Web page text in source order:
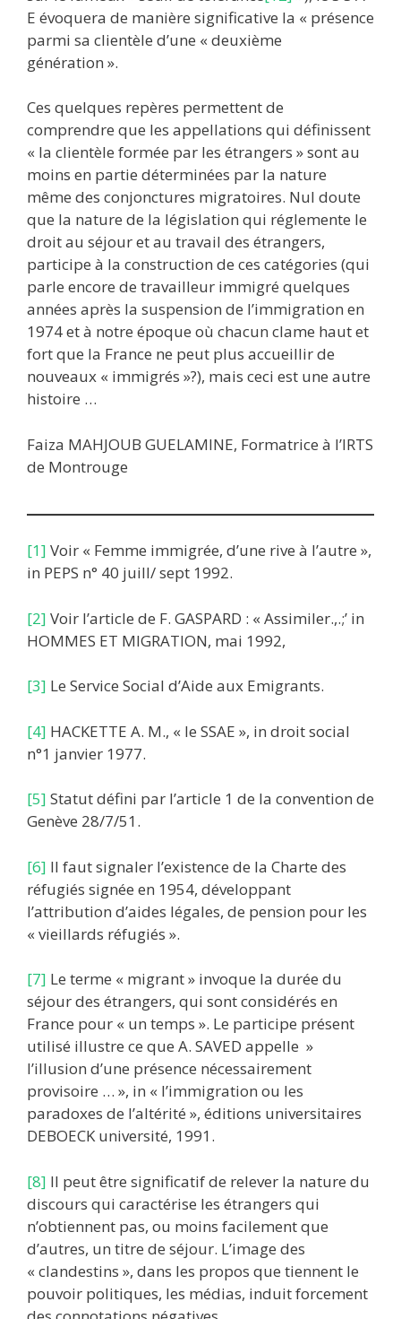
E évoquera de manière significative la « présence
parmi sa clientèle d’une « deuxième
génération ».
Ces quelques repères permettent de
comprendre que les appellations qui définissent
« la clientèle formée par les étrangers » sont au
moins en partie déterminées par la nature
même des conjonctures migratoires. Nul doute
que la nature de la législation qui réglemente le
droit au séjour et au travail des étrangers,
participe à la construction de ces catégories (qui
parle encore de travailleur immigré quelques
années après la suspension de l’immigration en
1974 et à notre époque où chacun clame haut et
fort que la France ne peut plus accueillir de
nouveaux « immigrés »?), mais ceci est une autre
histoire …
Faiza MAHJOUB GUELAMINE, Formatrice à l’IRTS
de Montrouge
[1] Voir « Femme immigrée, d’une rive à l’autre »,
in PEPS n° 40 juill/ sept 1992.
[2] Voir l’article de F. GASPARD : « Assimiler.,.;’ in
HOMMES ET MIGRATION, mai 1992,
[3] Le Service Social d’Aide aux Emigrants.
[4] HACKETTE A. M., « le SSAE », in droit social
n°1 janvier 1977.
[5] Statut défini par l’article 1 de la convention de
Genève 28/7/51.
[6] Il faut signaler l’existence de la Charte des
réfugiés signée en 1954, développant
l’attribution d’aides légales, de pension pour les
« vieillards réfugiés ».
[7] Le terme « migrant » invoque la durée du
séjour des étrangers, qui sont considérés en
France pour « un temps ». Le participe présent
utilisé illustre ce que A. SAVED appelle »
l’illusion d’une présence nécessairement
provisoire … », in « l’immigration ou les
paradoxes de l’altérité », éditions universitaires
DEBOECK université, 1991.
[8] Il peut être significatif de relever la nature du
discours qui caractérise les étrangers qui
n’obtiennent pas, ou moins facilement que
d’autres, un titre de séjour. L’image des
« clandestins », dans les propos que tiennent le
pouvoir politiques, les médias, induit forcement